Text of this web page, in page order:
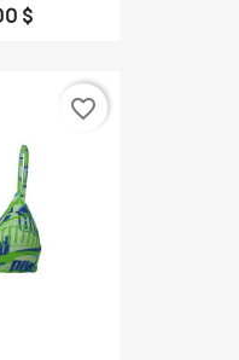
$
favorite_border